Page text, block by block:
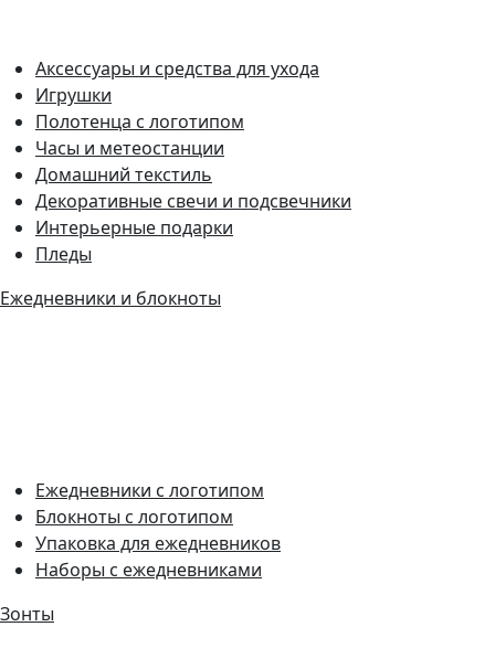
Аксессуары и средства для ухода
Игрушки
Полотенца с логотипом
Часы и метеостанции
Домашний текстиль
Декоративные свечи и подсвечники
Интерьерные подарки
Пледы
Ежедневники и блокноты
Ежедневники с логотипом
Блокноты с логотипом
Упаковка для ежедневников
Наборы с ежедневниками
Зонты